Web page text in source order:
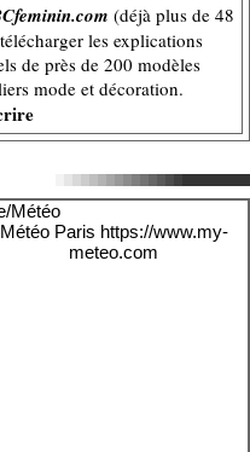
(déjà plus de 48
les explications
de près de 200 modèles
mode et décoration.
Météo Paris https://www.my-
meteo.com